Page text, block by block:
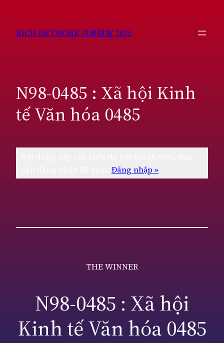
phầnRICH NETWORK 洪泰財富 2025
N98-0485 : Xã hội Kinh
tế Văn hóa 0485
Đăng nhập »
THE WINNER
N98-0485 : Xã hội
Kinh tế Văn hóa 0485